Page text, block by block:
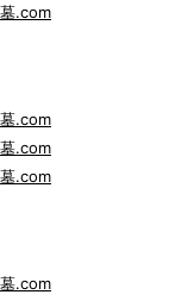
.com
.com
.com
.com
.com